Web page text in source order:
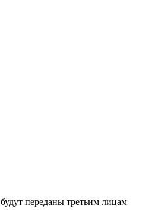
переданы третьим лицам